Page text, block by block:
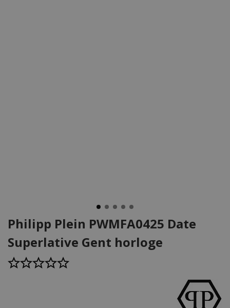
Philipp Plein PWMFA0425 Date
Superlative Gent horloge